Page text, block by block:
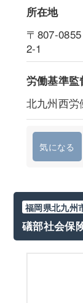
所在地
〒807-0855
2-1
労働基準監
北九州西
気になる
福岡県北九州
礒部社会保